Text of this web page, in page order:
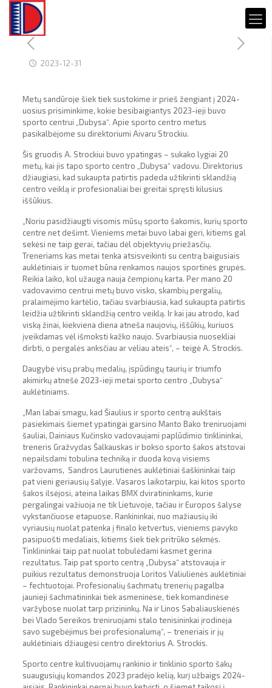
2023-12-31
Metų sandūroje šiek tiek sustokime ir prieš žengiant į 2024-
uosius prisiminkime, kokie besibaigiantys 2023-ieji buvo
sporto centrui „Dubysa“. Apie sporto centro metus
pasikalbėjome su direktoriumi Aivaru Strockiu.
Šis gruodis A. Strockiui buvo ypatingas – sukako lygiai 20
metų, kai jis tapo sporto centro „Dubysa“ vadovu. Direktorius
džiaugiasi, kad sukaupta patirtis padeda užtikrinti sklandžią
centro veiklą ir profesionaliai bei greitai spręsti kilusius
iššūkius.
„Noriu pasidžiaugti visomis mūsų sporto šakomis, kurių sporto
centre net dešimt. Vieniems metai buvo labai geri, kitiems gal
sekėsi ne taip gerai, tačiau dėl objektyvių priežasčių.
Treneriams kas metai tenka atsisveikinti su centrą baigusiais
auklėtiniais ir tuomet būna renkamos naujos sportinės grupės.
Reikia laiko, kol užauga nauja čempionų karta. Per mano 20
vadovavimo centrui metų buvo visko, skambių pergalių,
pralaimėjimo kartėlio, tačiau svarbiausia, kad sukaupta patirtis
leidžia užtikrinti sklandžią centro veiklą. Ir kai jau atrodo, kad
viską žinai, kiekviena diena atneša naujovių, iššūkių, kuriuos
įveikdamas vėl išmoksti kažko naujo. Svarbiausia nuosekliai
dirbti, o pergalės anksčiau ar vėliau ateis“, – teigė A. Strockis.
Daugybė visų prabų medalių, įspūdingų taurių ir triumfo
akimirkų atnešė 2023-ieji metai sporto centro „Dubysa“
auklėtiniams.
„Man labai smagu, kad Šiaulius ir sporto centrą aukštais
pasiekimais šiemet ypatingai garsino Manto Bako treniruojami
šauliai, Dainiaus Kučinsko vadovaujami paplūdimio tinklininkai,
treneris Gražvydas Šalkauskas ir bokso sporto šakos atstovai
nepailsdami tobulina techniką ir duoda kovą visiems
varžovams, Sandros Laurutienės auklėtiniai šaškininkai taip
pat vieni geriausių šalyje. Vasaros laikotarpiu, kai kitos sporto
šakos ilsėjosi, ateina laikas BMX dviratininkams, kurie
pergalingai važiuoja ne tik Lietuvoje, tačiau ir Europos šalyse
vykstančiuose etapuose. Rankininkai, nuo mažiausių iki
vyriausių nuolat patenka į finalo ketvertus, vieniems pavyko
pasipuošti medaliais, kitiems šiek tiek pritrūko sėkmės.
Tinklininkai taip pat nuolat tobulėdami kasmet gerina
rezultatus. Taip pat sporto centrą „Dubysa“ atstovauja ir
puikius rezultatus demonstruoja Loritos Valiulienės auklėtiniai
– fechtuotojai. Profesionalių šachmatų trenerių pagalba
jaunieji šachmatininkai tiek asmeninėse, tiek komandinėse
varžybose nuolat tarp prizininkų. Na ir Linos Sabaliauskienės
bei Vlado Sereikos treniruojami stalo tenisininkai įrodinėja
savo sugebėjimus bei profesionalumą“, – treneriais ir jų
auklėtiniais džiaugėsi centro direktorius A. Strockis.
Sporto centre kultivuojamų rankinio ir tinklinio sporto šakų
suaugusiųjų komandos 2023 pradėjo kelią, kurį užbaigs 2024-